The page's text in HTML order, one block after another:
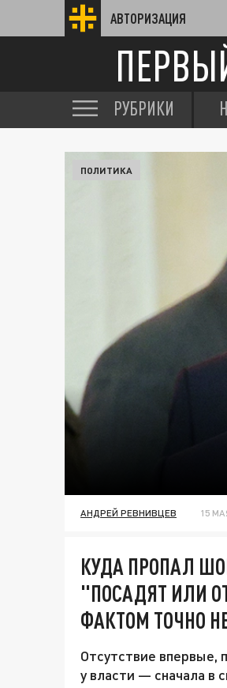
АВТОРИЗАЦИЯ
РУБРИКИ
ПОЛИТИКА
АНДРЕЙ РЕВНИВЦЕВ 15
КУДА ПРОПАЛ
"ПОСАДЯТ ИЛИ
ФАКТОМ ТОЧНО
Отсутствие впервые,
у власти — сначала